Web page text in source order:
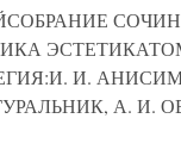
И. АНИСИМОВ
А. И.